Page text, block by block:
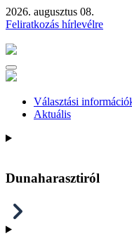
2026. augusztus 08.
Feliratkozás hírlevélre
Választási
Aktuális
Dunaharasztiról